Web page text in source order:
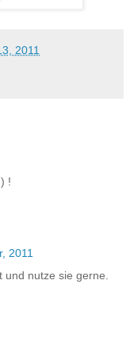
2011
!
2011
nutze sie gerne.